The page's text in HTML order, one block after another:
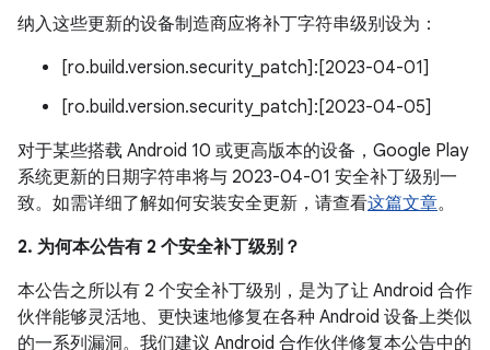
纳入这些更新的设备制造商应将补丁字符串级别设为：
[ro.build.version.security_patch]:[2023-04-01]
[ro.build.version.security_patch]:[2023-04-05]
对于某些搭载 Android 10 或更高版本的设备，Google Play
系统更新的日期字符串将与 2023-04-01 安全补丁级别一
致。如需详细了解如何安装安全更新，请查看这篇文章。
2. 为何本公告有 2 个安全补丁级别？
本公告之所以有 2 个安全补丁级别，是为了让 Android 合作
伙伴能够灵活地、更快速地修复在各种 Android 设备上类似
的一系列漏洞。我们建议 Android 合作伙伴修复本公告中的